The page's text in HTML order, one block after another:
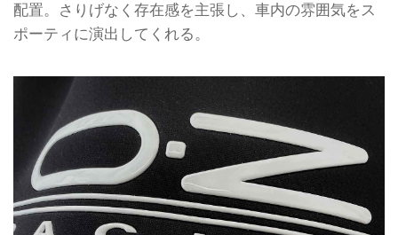
配置。さりげなく存在感を主張し、車内の雰囲気をス
ポーティに演出してくれる。